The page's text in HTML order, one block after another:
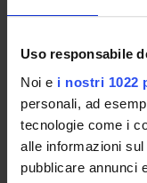
Uso responsabile
Noi e i nostri 1022
personali, ad
tecnologie come i
alle informazioni
pubblicare annunci
BIBLIOTECHE
CENTRI DI